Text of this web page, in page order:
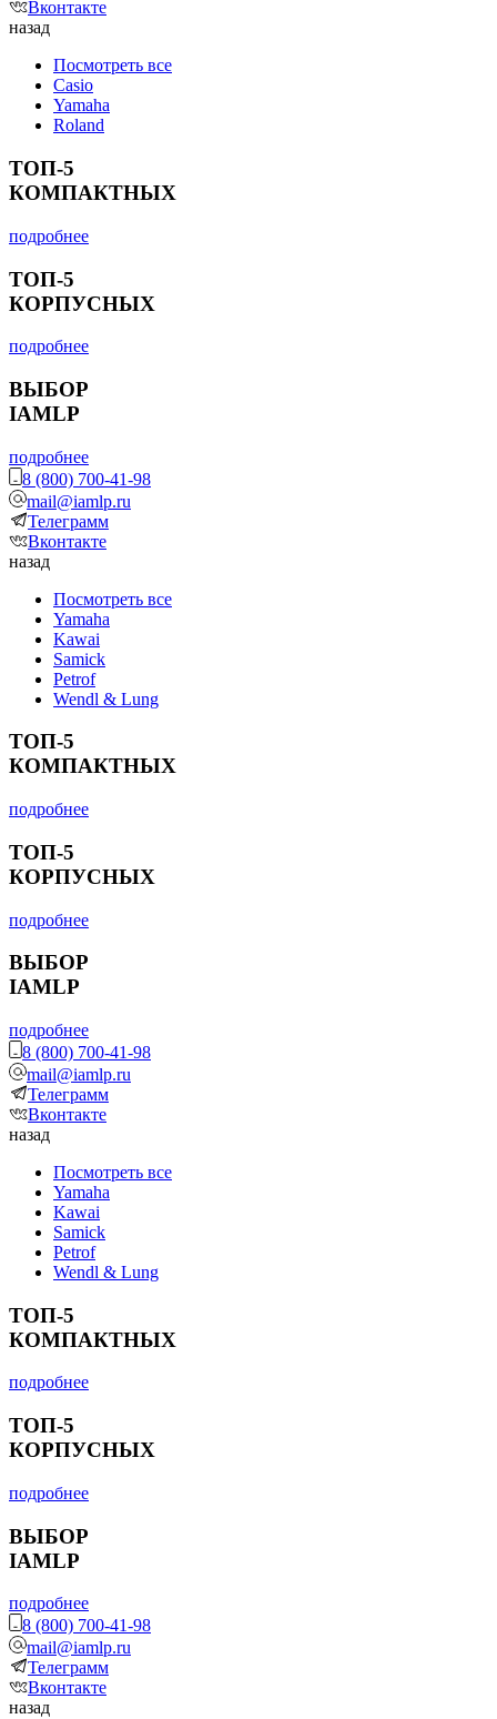
Вконтакте
назад
Посмотреть все
Casio
Yamaha
Roland
ТОП-5
КОМПАКТНЫХ
подробнее
ТОП-5
КОРПУСНЫХ
подробнее
ВЫБОР
IAMLP
подробнее
8 (800) 700-41-98
mail@iamlp.ru
Телеграмм
Вконтакте
назад
Посмотреть все
Yamaha
Kawai
Samick
Petrof
Wendl & Lung
ТОП-5
КОМПАКТНЫХ
подробнее
ТОП-5
КОРПУСНЫХ
подробнее
ВЫБОР
IAMLP
подробнее
8 (800) 700-41-98
mail@iamlp.ru
Телеграмм
Вконтакте
назад
Посмотреть все
Yamaha
Kawai
Samick
Petrof
Wendl & Lung
ТОП-5
КОМПАКТНЫХ
подробнее
ТОП-5
КОРПУСНЫХ
подробнее
ВЫБОР
IAMLP
подробнее
8 (800) 700-41-98
mail@iamlp.ru
Телеграмм
Вконтакте
назад